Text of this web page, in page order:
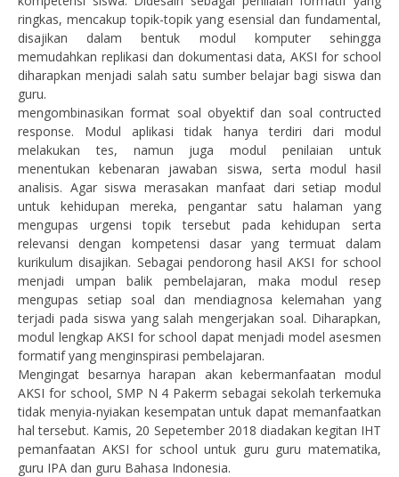
ringkas, mencakup topik-topik yang esensial dan fundamental,
disajikan dalam bentuk modul komputer sehingga
memudahkan replikasi dan dokumentasi data, AKSI for school
diharapkan menjadi salah satu sumber belajar bagi siswa dan
guru.
mengombinasikan format soal obyektif dan soal contructed
response. Modul aplikasi tidak hanya terdiri dari modul
melakukan tes, namun juga modul penilaian untuk
menentukan kebenaran jawaban siswa, serta modul hasil
analisis. Agar siswa merasakan manfaat dari setiap modul
untuk kehidupan mereka, pengantar satu halaman yang
mengupas urgensi topik tersebut pada kehidupan serta
relevansi dengan kompetensi dasar yang termuat dalam
kurikulum disajikan. Sebagai pendorong hasil AKSI for school
menjadi umpan balik pembelajaran, maka modul resep
mengupas setiap soal dan mendiagnosa kelemahan yang
terjadi pada siswa yang salah mengerjakan soal. Diharapkan,
modul lengkap AKSI for school dapat menjadi model asesmen
formatif yang menginspirasi pembelajaran.
Mengingat besarnya harapan akan kebermanfaatan modul
AKSI for school, SMP N 4 Pakerm sebagai sekolah terkemuka
tidak menyia-nyiakan kesempatan untuk dapat memanfaatkan
hal tersebut. Kamis, 20 Sepetember 2018 diadakan kegitan IHT
pemanfaatan AKSI for school untuk guru guru matematika,
guru IPA dan guru Bahasa Indonesia.